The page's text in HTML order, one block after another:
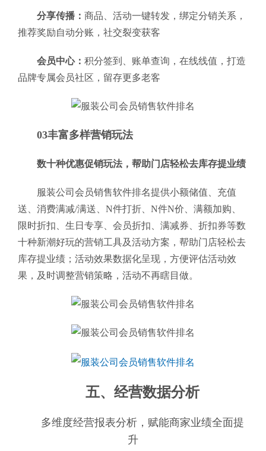
分享传播： 商品、活动一键转发，绑定分销关系，
推荐奖励自动分账，社交裂变获客
会员中心： 积分签到、账单查询，在线线值，打造
品牌专属会员社区，留存更多老客
03丰富多样营销玩法
数十种优惠促销玩法，帮助门店轻松去库存提业绩
服装公司会员销售软件排名提供小额储值、充值
送、消费满减/满送、N件打折、N件N价、满额加购、
限时折扣、生日专享、会员折扣、满减券、折扣券等数
十种新潮好玩的营销工具及活动方案，帮助门店轻松去
库存提业绩；活动效果数据化呈现，方便评估活动效
果，及时调整营销策略，活动不再瞎目做。
五、经营数据分析
多维度经营报表分析，赋能商家业绩全面提
升